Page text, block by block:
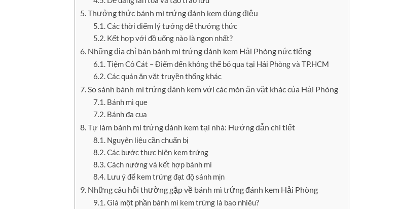
Thưởng thức bánh mì trứng đánh kem đúng điệu
Các thời điểm lý tưởng để thưởng thức
Kết hợp với đồ uống nào là ngon nhất?
Những địa chỉ bán bánh mì trứng đánh kem Hải Phòng nức tiếng
Tiệm Cô Cát – Điểm đến không thể bỏ qua tại Hải Phòng và TP.HCM
Các quán ăn vặt truyền thống khác
So sánh bánh mì trứng đánh kem với các món ăn vặt khác của Hải Phòng
Bánh mì que
Bánh đa cua
Tự làm bánh mì trứng đánh kem tại nhà: Hướng dẫn chi tiết
Nguyên liệu cần chuẩn bị
Các bước thực hiện kem trứng
Cách nướng và kết hợp bánh mì
Lưu ý để kem trứng đạt độ sánh mịn
Những câu hỏi thường gặp về bánh mì trứng đánh kem Hải Phòng
Giá một phần bánh mì kem trứng là bao nhiêu?